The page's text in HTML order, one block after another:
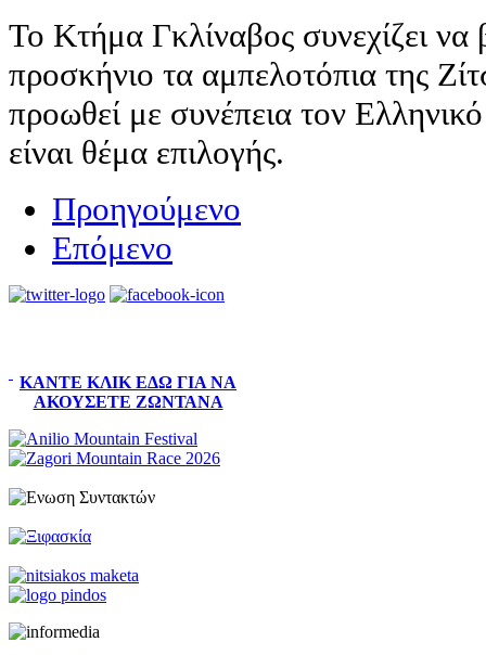
Το Κτήμα Γκλίναβος συνεχίζει να
προσκήνιο τα αμπελοτόπια της
προωθεί με συνέπεια τον
είναι θέμα επιλογής.
Προηγούμενο
Επόμενο
ΚΆΝΤΕ ΚΛΙΚ ΕΔΏ ΓΙΑ ΝΑ
ΑΚΟΎΣΕΤΕ ΖΩΝΤΑΝΆ